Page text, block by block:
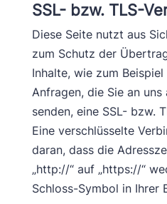
SSL- bzw. TLS-
Diese Seite nutzt aus
zum Schutz der
Inhalte, wie zum
Anfragen, die Sie an
senden, eine SSL- bzw.
Eine verschlüsselte
daran, dass die
„http://“ auf „https://“
Schloss-Symbol in Ihrer